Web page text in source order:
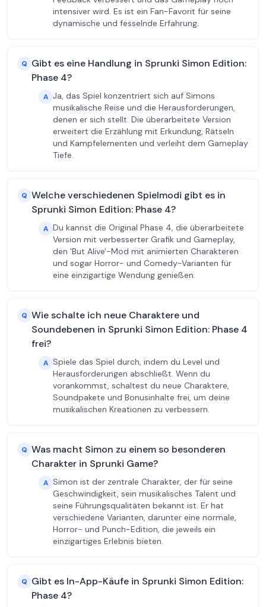
intensiver wird. Es ist ein Fan-Favorit für seine
dynamische und fesselnde Erfahrung.
Q Gibt es eine Handlung in Sprunki Simon Edition:
Phase 4?
A Ja, das Spiel konzentriert sich auf Simons
musikalische Reise und die Herausforderungen,
denen er sich stellt. Die überarbeitete Version
erweitert die Erzählung mit Erkundung, Rätseln
und Kampfelementen und verleiht dem Gameplay
Tiefe.
Q Welche verschiedenen Spielmodi gibt es in
Sprunki Simon Edition: Phase 4?
A Du kannst die Original Phase 4, die überarbeitete
Version mit verbesserter Grafik und Gameplay,
den 'But Alive'-Mod mit animierten Charakteren
und sogar Horror- und Comedy-Varianten für
eine einzigartige Wendung genießen.
Q Wie schalte ich neue Charaktere und
Soundebenen in Sprunki Simon Edition: Phase 4
frei?
A Spiele das Spiel durch, indem du Level und
Herausforderungen abschließt. Wenn du
vorankommst, schaltest du neue Charaktere,
Soundpakete und Bonusinhalte frei, um deine
musikalischen Kreationen zu verbessern.
Q Was macht Simon zu einem so besonderen
Charakter in Sprunki Game?
A Simon ist der zentrale Charakter, der für seine
Geschwindigkeit, sein musikalisches Talent und
seine Führungsqualitäten bekannt ist. Er hat
verschiedene Varianten, darunter eine normale,
Horror- und Punch-Edition, die jeweils ein
einzigartiges Erlebnis bieten.
Q Gibt es In-App-Käufe in Sprunki Simon Edition:
Phase 4?